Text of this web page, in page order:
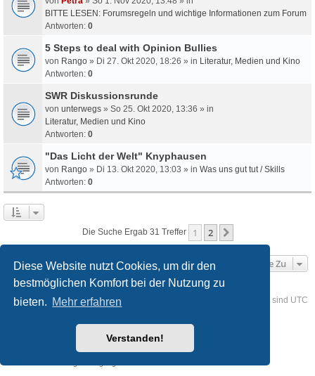
Diese Website nutzt Cookies, um dir den
bestmöglichen Komfort bei der Nutzung zu
bieten. Mehr erfahren
Verstanden!
BITTE LESEN: Forumsregeln und wichtige Informationen zum Forum
Antworten: 0
5 Steps to deal with Opinion Bullies
von Rango » Di 27. Okt 2020, 18:26 » in Literatur, Medien und Kino
Antworten: 0
SWR Diskussionsrunde
von unterwegs » So 25. Okt 2020, 13:36 » in
Literatur, Medien und Kino
Antworten: 0
"Das Licht der Welt" Knyphausen
von Rango » Di 13. Okt 2020, 13:03 » in Was uns gut tut / Skills
Antworten: 0
Die Suche Ergab 31 Treffer 1 2
Gehe Zu
Foren-Übersicht Kontakt Alle Zeiten sind UTC
® Forum Software © phpBB Limited
phpBB.de
created by INVENTEA & v12mike